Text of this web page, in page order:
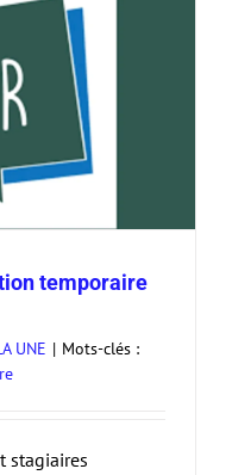
temporaire
UNE | Mots-clés :
stagiaires